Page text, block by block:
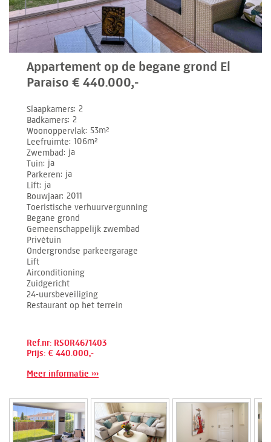
Appartement op de begane grond El
Paraiso € 440.000,-
Slaapkamers 2
Badkamers 2
Woonoppervlak 53m²
Leefruimte 106m²
Zwembad ja
Tuin ja
Parkeren ja
Lift ja
Bouwjaar 2011
Toeristische verhuurvergunning
Begane grond
Gemeenschappelijk zwembad
Privétuin
Ondergrondse parkeergarage
Lift
Airconditioning
Zuidgericht
24-uursbeveiliging
Restaurant op het terrein
Ref.nr: RSOR4671403
Prijs: € 440.000,-
Meer informatie ›››